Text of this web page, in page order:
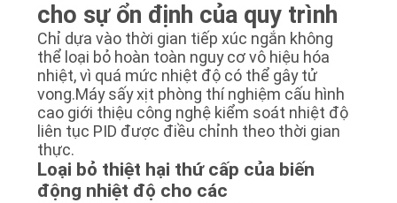
cho sự ổn định của quy trình
Chỉ dựa vào thời gian tiếp xúc ngắn không
thể loại bỏ hoàn toàn nguy cơ vô hiệu hóa
nhiệt, vì quá mức nhiệt độ có thể gây tử
vong.Máy sấy xịt phòng thí nghiệm cấu hình
cao giới thiệu công nghệ kiểm soát nhiệt độ
liên tục PID được điều chỉnh theo thời gian
thực.
Loại bỏ thiệt hại thứ cấp của biến
động nhiệt độ cho các